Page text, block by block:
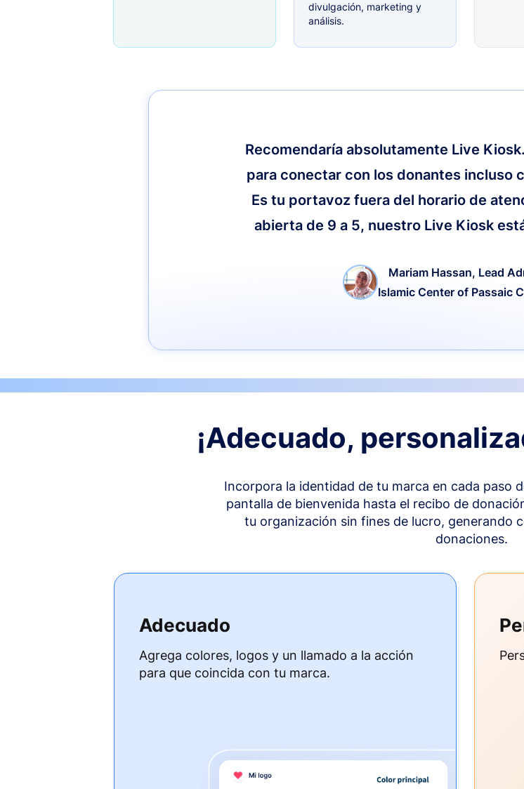
divulgación, marketing y
análisis.
Recomendaría absolutamente Live
para conectar con los donantes incluso
Es tu portavoz fuera del horario de
abierta de 9 a 5, nuestro Live Kiosk
Mariam Hassan, Lead
Islamic Center of Passaic
¡Adecuado,
Incorpora la identidad de tu marca en cada paso
pantalla de bienvenida hasta el recibo de
tu organización sin fines de lucro, generando
donaciones.
Adecuado
Agrega colores, logos y un llamado a la acción
para que coincida con tu marca.